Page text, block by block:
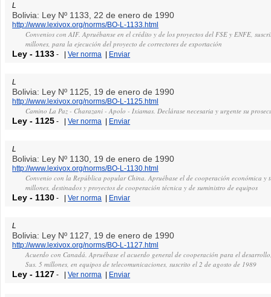
L
Bolivia: Ley Nº 1133, 22 de enero de 1990
http://www.lexivox.org/norms/BO-L-1133.html
Convenios con AIF. Apruébanse en el crédito y de los proyectos del FSE y ENFE,
millones, para la ejecución del proyecto de correctores de exportación
Ley - 1133 - |Ver norma | Enviar
L
Bolivia: Ley Nº 1125, 19 de enero de 1990
http://www.lexivox.org/norms/BO-L-1125.html
Camino La Paz - Charazani - Apolo - Ixiamas. Declárase necesaria y urgente su
Ley - 1125 - |Ver norma | Enviar
L
Bolivia: Ley Nº 1130, 19 de enero de 1990
http://www.lexivox.org/norms/BO-L-1130.html
Convenio con la República popular China. Apruébase el de cooperación económica
millones, destinados y proyectos de cooperación técnica y de suministro de equipos
Ley - 1130 - |Ver norma | Enviar
L
Bolivia: Ley Nº 1127, 19 de enero de 1990
http://www.lexivox.org/norms/BO-L-1127.html
Acuerdo con Canadá. Apruébase el acuerdo general de cooperación para el
Sus. 5 millones, en equipos de telecomunicaciones, suscrito el 2 de agosto de 1989
Ley - 1127 - |Ver norma | Enviar